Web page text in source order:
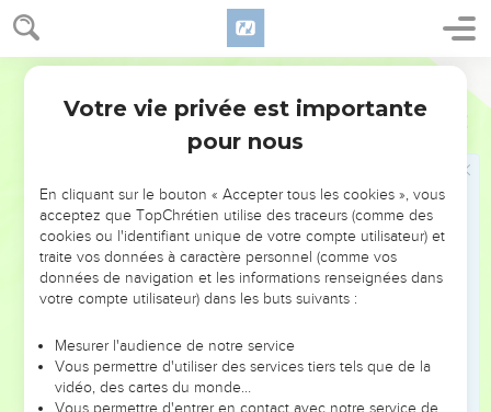
Genèse 31
moi ! C’est pourquoi on lui a donné le nom de Galed.
(On l’appelle) aussi Mitspa parce que Laban avait dit : Que
l’Éternel veille sur toi et sur moi, quand nous nous serons
l’un et l’autre perdus de vue.
Si tu maltraites mes filles et si tu prends encore d’autres
garde, c’est Dieu qui sera témoin entre toi et moi.
Laban dit à Jacob : Voici ce monceau, et voici cette stèle
que j’ai posée entre toi et moi.
Ce monceau est témoin et cette stèle est témoin que je
ne dépasserai pas ce monceau dans ta direction, et que tu
ne dépasseras pas ce monceau et cette stèle dans ma
direction pour faire du mal.
Que le Dieu d’Abraham et de Nahor, que le Dieu de leur
Votre vie privée est importante
pour nous
En cliquant sur le bouton « Accepter tous les cookies », vous
acceptez que TopChrétien utilise des traceurs (comme des
cookies ou l'identifiant unique de votre compte utilisateur) et
traite vos données à caractère personnel (comme vos
données de navigation et les informations renseignées dans
votre compte utilisateur) dans les buts suivants :
Mesurer l'audience de notre service
Vous permettre d'utiliser des services tiers tels que de la
vidéo, des cartes du monde…
Vous permettre d'entrer en contact avec notre service de